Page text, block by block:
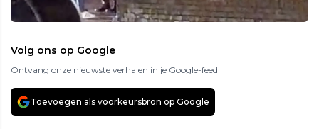
Volg ons op Google
Ontvang onze nieuwste verhalen in je Google-feed
Toevoegen als voorkeursbron op Google